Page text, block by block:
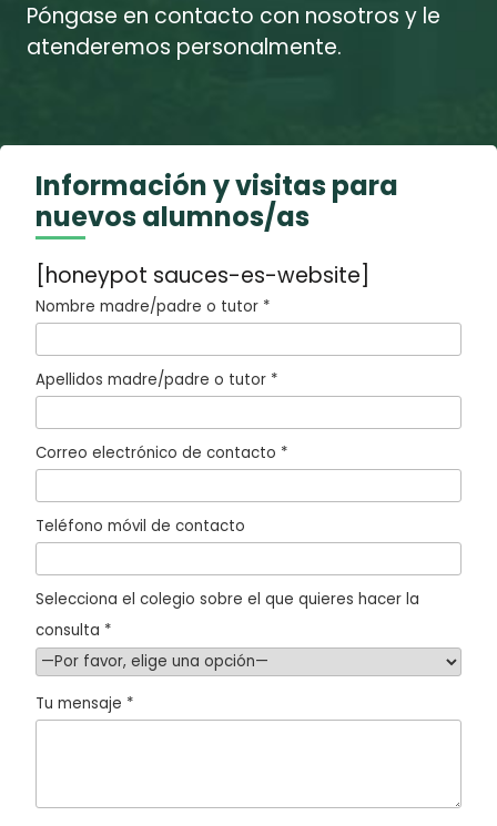
Póngase en contacto con nosotros y le
atenderemos personalmente.
Información y visitas para
nuevos alumnos/as
[honeypot sauces-es-website]
Nombre madre/padre o tutor *
Apellidos madre/padre o tutor *
Correo electrónico de contacto *
Teléfono móvil de contacto
Selecciona el colegio sobre el que quieres hacer la
consulta *
Tu mensaje *